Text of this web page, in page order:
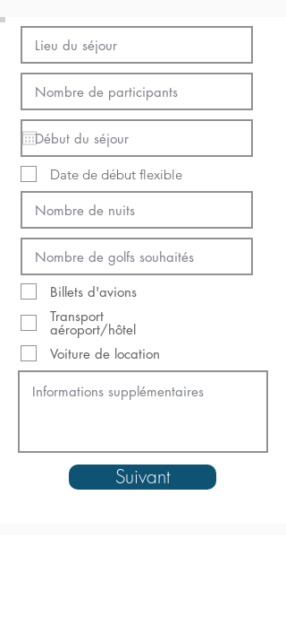
Date de début flexible
Billets d'avions
Transport
aéroport/hôtel
Voiture de location
Suivant